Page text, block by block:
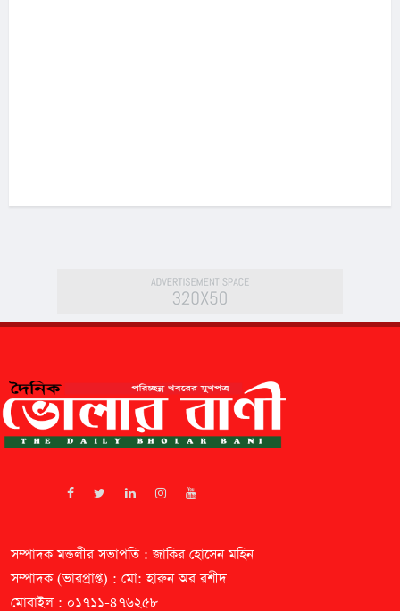
সম্পাদক মন্ডলীর সভাপতি : জাকির হোসেন মহিন
সম্পাদক (ভারপ্রাপ্ত) : মো: হারুন অর রশীদ
মোবাইল : ০১৭১১-৪৭৬২৫৮